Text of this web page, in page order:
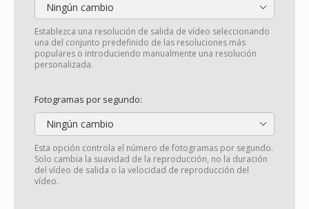
Ningún cambio
Establezca una resolución de salida de vídeo seleccionando
una del conjunto predefinido de las resoluciones más
populares o introduciendo manualmente una resolución
personalizada.
Fotogramas por segundo:
Ningún cambio
Esta opción controla el número de fotogramas por segundo.
Solo cambia la suavidad de la reproducción, no la duración
del vídeo de salida o la velocidad de reproducción del
vídeo.